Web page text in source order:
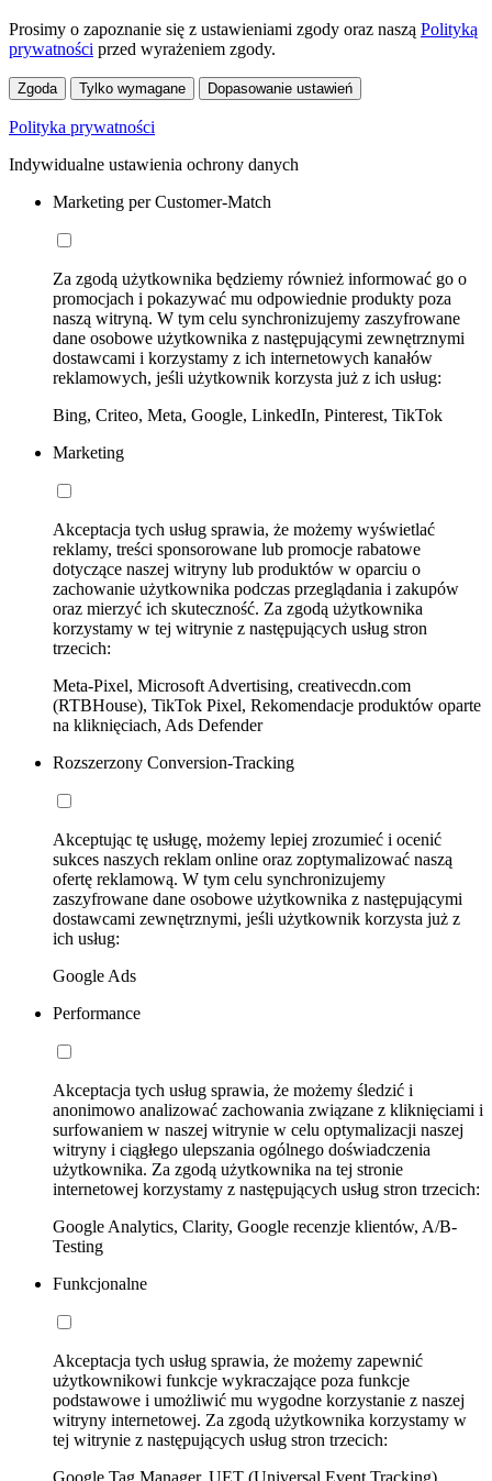
Prosimy o zapoznanie się z ustawieniami zgody oraz naszą Polityką
prywatności przed wyrażeniem zgody.
Zgoda Tylko wymagane Dopasowanie ustawień
Polityka prywatności
Indywidualne ustawienia ochrony danych
Marketing per Customer-Match
Za zgodą użytkownika będziemy również informować go o
promocjach i pokazywać mu odpowiednie produkty poza
naszą witryną. W tym celu synchronizujemy zaszyfrowane
dane osobowe użytkownika z następującymi zewnętrznymi
dostawcami i korzystamy z ich internetowych kanałów
reklamowych, jeśli użytkownik korzysta już z ich usług:
Bing, Criteo, Meta, Google, LinkedIn, Pinterest, TikTok
Marketing
Akceptacja tych usług sprawia, że możemy wyświetlać
reklamy, treści sponsorowane lub promocje rabatowe
dotyczące naszej witryny lub produktów w oparciu o
zachowanie użytkownika podczas przeglądania i zakupów
oraz mierzyć ich skuteczność. Za zgodą użytkownika
korzystamy w tej witrynie z następujących usług stron
trzecich:
Meta-Pixel, Microsoft Advertising, creativecdn.com
(RTBHouse), TikTok Pixel, Rekomendacje produktów oparte
na kliknięciach, Ads Defender
Rozszerzony Conversion-Tracking
Akceptując tę usługę, możemy lepiej zrozumieć i ocenić
sukces naszych reklam online oraz zoptymalizować naszą
ofertę reklamową. W tym celu synchronizujemy
zaszyfrowane dane osobowe użytkownika z następującymi
dostawcami zewnętrznymi, jeśli użytkownik korzysta już z
ich usług:
Google Ads
Performance
Akceptacja tych usług sprawia, że możemy śledzić i
anonimowo analizować zachowania związane z kliknięciami i
surfowaniem w naszej witrynie w celu optymalizacji naszej
witryny i ciągłego ulepszania ogólnego doświadczenia
użytkownika. Za zgodą użytkownika na tej stronie
internetowej korzystamy z następujących usług stron trzecich:
Google Analytics, Clarity, Google recenzje klientów, A/B-
Testing
Funkcjonalne
Akceptacja tych usług sprawia, że możemy zapewnić
użytkownikowi funkcje wykraczające poza funkcje
podstawowe i umożliwić mu wygodne korzystanie z naszej
witryny internetowej. Za zgodą użytkownika korzystamy w
tej witrynie z następujących usług stron trzecich:
Google Tag Manager, UET (Universal Event Tracking)